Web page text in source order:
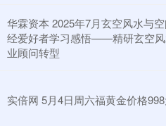
华霖资本 2025年7月玄空风水与
经爱好者学习感悟——精研玄空
业顾问转型
实倍网 5月4日周六福黄金价格